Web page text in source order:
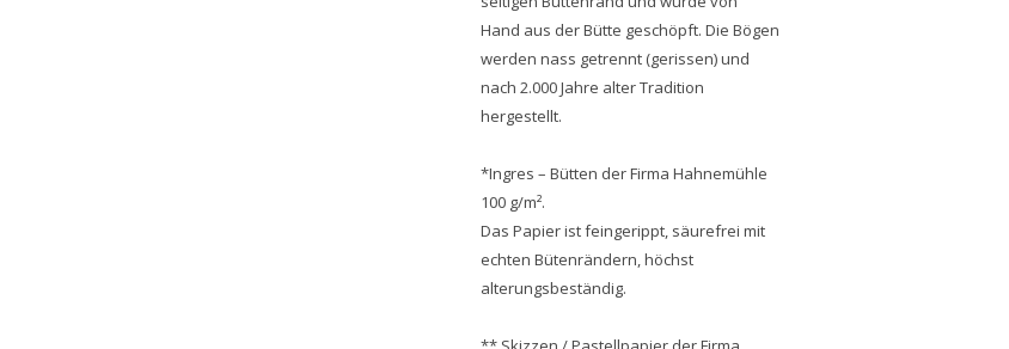
Hand aus der Bütte geschöpft. Die Bögen
werden nass getrennt (gerissen) und
nach 2.000 Jahre alter Tradition
hergestellt.
*Ingres – Bütten der Firma Hahnemühle
100 g/m².
Das Papier ist feingerippt, säurefrei mit
echten Bütenrändern, höchst
alterungsbeständig.